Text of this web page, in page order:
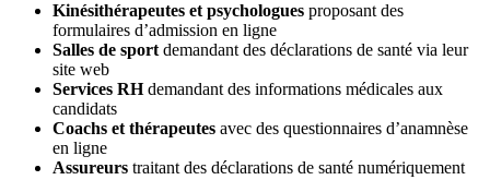
Kinésithérapeutes et psychologues proposant des
formulaires d’admission en ligne
Salles de sport demandant des déclarations de santé via leur
site web
Services RHdemandant des informations médicales aux
candidats
Coachs et thérapeutes avec des questionnaires d’anamnèse
en ligne
Assureurs traitant des déclarations de santé numériquement